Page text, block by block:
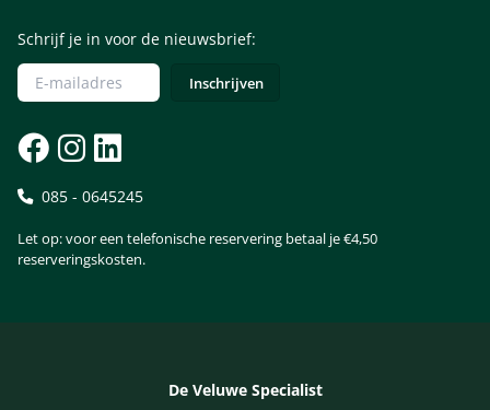
Schrijf je in voor de nieuwsbrief:
085 - 0645245
Let op: voor een telefonische reservering betaal je €4,50
reserveringskosten.
De Veluwe Specialist